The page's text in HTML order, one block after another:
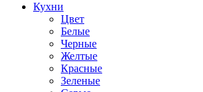
Кухни
Цвет
Белые
Черные
Желтые
Красные
Зеленые